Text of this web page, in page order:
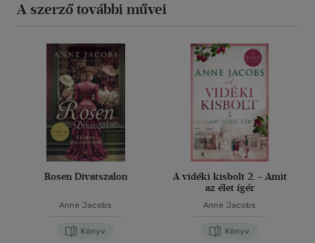
A szerző további művei
Rosen Divatszalon
Anne Jacobs
Könyv
A vidéki kisbolt 2. - Amit
az élet ígér
Anne Jacobs
Könyv